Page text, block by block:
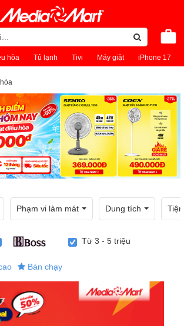
hòa Tủ lạnh Tivi Máy giặt iPhone 17
Phạm vi làm mát Dung tích
Từ 3 - 5 triệu
Bán chạy